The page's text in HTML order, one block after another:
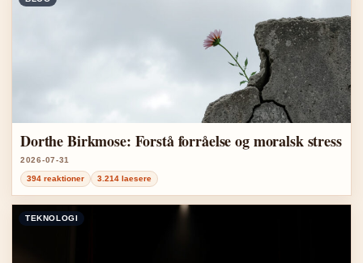
Dorthe Birkmose: Forstå forråelse og moralsk stress
2026-07-31
394 reaktioner 3.214 laesere
TEKNOLOGI